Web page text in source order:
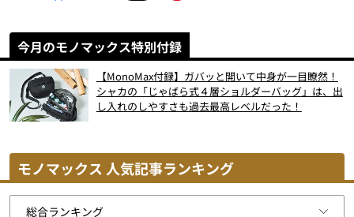
今月のモノマックス特別付録
【MonoMax付録】ガバッと開いて中身が一目瞭然！
シャカの「じゃばら式４層ショルダーバッグ」は、出
し入れのしやすさも過去最高レベルだった！
モノマックス 人気記事ランキング